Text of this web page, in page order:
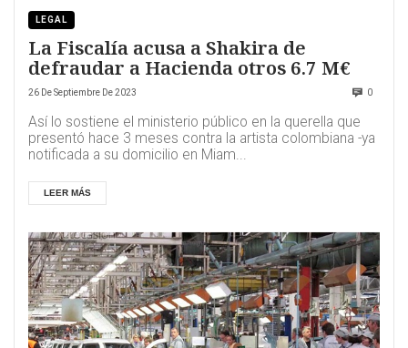
LEGAL
La Fiscalía acusa a Shakira de
defraudar a Hacienda otros 6.7 M€
26 De Septiembre De 2023 0
Así lo sostiene el ministerio público en la querella que
presentó hace 3 meses contra la artista colombiana -ya
notificada a su domicilio en Miam...
LEER MÁS